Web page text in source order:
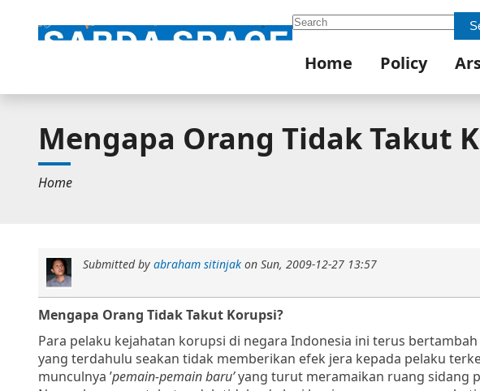
Search
Home Policy
Mengapa Orang Tidak Takut
Home
Submitted by abraham sitinjakon Sun, 2009-12-27 13:57
Mengapa Orang Tidak Takut Korupsi?
Para pelaku kejahatan korupsi di negara Indonesia ini terus
yang terdahulu seakan tidak memberikan efek jera kepada pelaku
munculnya ’pemain-pemain baru’yang turut meramaikan ruang sidang